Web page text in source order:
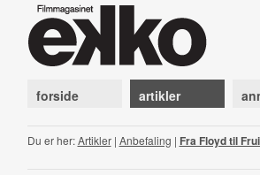
forside artikler
Du er her:Artikler| Anbefaling | Fra Floyd til